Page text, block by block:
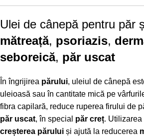
Ulei de cânepă pentru păr
mătreață, psoriazis,
seboreică, păr uscat
În îngrijirea părului, uleiul de cânepă
uleioasă sau în cantitate mică pe
fibra capilară, reduce ruperea firului de
păr uscat, în special păr creț.
creșterea părului și ajută la reducerea